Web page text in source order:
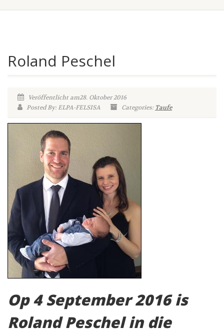
Roland Peschel
Veröffentlicht am28. Oktober 2016
Posted By: ELPA-FELSISA
Categories: Taufe
Op 4 September 2016 is
Roland Peschel in die